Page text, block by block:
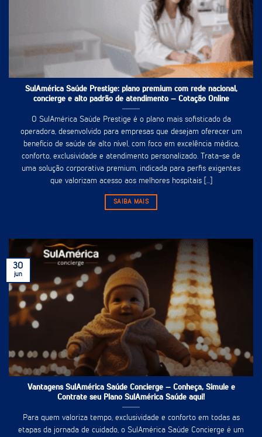
SulAmérica Saúde Prestige: plano premium com rede nacional,
concierge e alto padrão de atendimento – Cotação Online
O SulAmérica Saúde Prestige é o plano mais sofisticado da
operadora, desenvolvido para empresas que desejam oferecer um
benefício de saúde de alto nível, com foco em excelência médica,
conforto, exclusividade e atendimento personalizado. Trata-se de
uma solução corporativa premium, indicada para perfis exigentes
que valorizam acesso aos melhores hospitais [...]
SAIBA MAIS
Vantagens SulAmérica Saúde Concierge – Conheça, Simule e
Contrate seu Plano SulAmérica Saúde aqui!
Para quem valoriza tempo, exclusividade e conforto em todas as
etapas da jornada de cuidado, o SulAmérica Saúde Concierge é um
30
jun